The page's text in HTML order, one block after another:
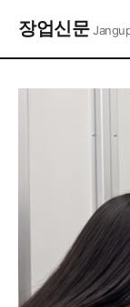
장업신문